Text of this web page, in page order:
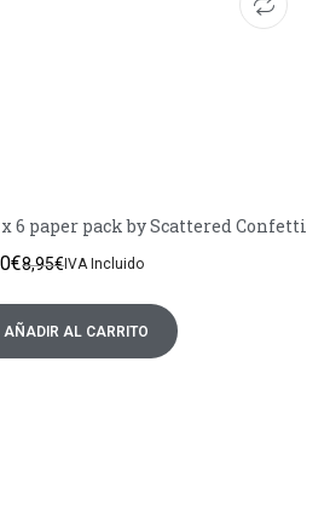
6 paper pack by Scattered Confetti
8,95€
€ IVA Incluido
AÑADIR AL CARRITO